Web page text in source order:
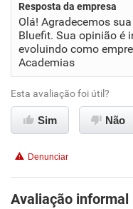
Ambiente de trabalho
Conciliação com a vida
Não recomenda esta
Resposta da empresa
Olá! Agradecemos
Bluefit. Sua opinião é
evoluindo como
Academias
Esta avaliação foi útil?
Sim Não
Denunciar
Avaliação informal